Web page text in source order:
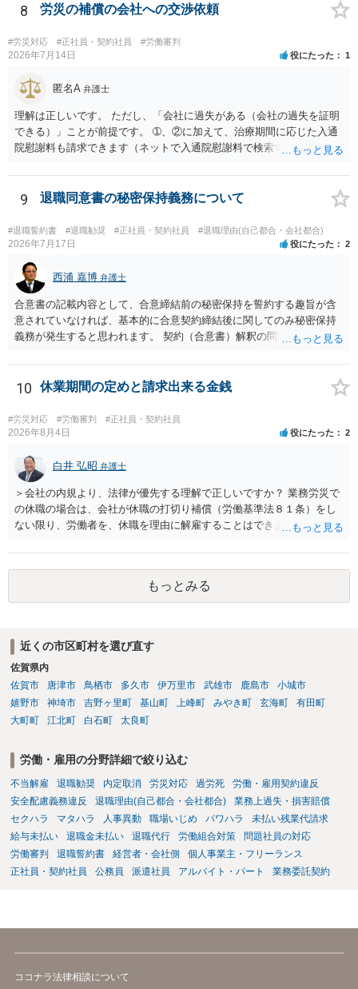
で、指示が無ければ免責されるわけではありません。責任追及の交渉
8 労災の補償の会社への交渉依頼
#労災対応 #正社員・契約社員 #労働審判
2026年7月14日 役にたった 1
匿名A 弁護士
理解は正しいです。 ただし、「会社に過失がある（会社の過失を証明
できる）」ことが前提です。 ➀、②に加えて、治療期間に応じた入通
院慰謝料も請求できます（ネットで入通院慰謝料で検索すると詳しい
後遺障害慰謝料も請求できます。これらは後遺障害の等級、あなたの
収入、年齢等で大きく変わりますので一般的にいくらとは言えませ
いてみるしかありませんが、旧日弁連規準を使った着手金・成功報酬
方式と着手金ゼロまたは少額で成功報酬大目の方式のどちらかが多い
と思います（個々の弁護士次第なので一般化はできません）。 早めに
弁護士に直接面談で相談されることをお勧めします。
9 退職同意書の秘密保持義務について
#退職誓約書 #退職勧奨 #正社員・契約社員 #退職理由(自己都合・会社都合)
2026年7月17日 役にたった 2
西浦 嘉博 弁護士
合意書の記載内容として、合意締結前の秘密保持を誓約する趣旨が含
意されていなければ、基本的に合意契約締結後に関してのみ秘密保持
義務が発生すると思われます。 契約（合意書）解釈の問題ですので、
場合、最寄りの法律事務所で相談されることを検討ください。
10 休業期間の定めと請求出来る金銭
#労災対応 #労働審判 #正社員・契約社員
2026年8月4日 役にたった 2
白井 弘昭 弁護士
＞会社の内規より、法律が優先する理解で正しいですか？ 業務労災で
の休職の場合は、会社が休職の打切り補償（労働基準法８１条）をし
ない限り、労働者を、休職を理由に解雇することはできません（労働
期間満了による退職は、業務労災への適用はありませんので、ご安心
ください。 仮に会社が打切り補償をせずに解雇した場合は、不当解雇
に当たります。 ＞労災の休業補償と、所得補償保険の保険金とは別
に、受け取れる金銭はありますでしょうか？ 業務労災の場合は、会社
責任（治療費、通院慰謝料、入院費、入院慰謝料、後遺障害慰謝料、
逸失利益等）が認められる可能性が高いと思われます。 また、業務労
災での第三者行為傷害（同僚の不注意等による事故）の場合は、当該
第三者の賠償責任も考えられます。 労災で支払われた分は、損害額か
ら控除（損益相殺）されますが、それを超えた部分は、会社もしく
は、第三者から支払ってもらうことになります。 会社等との交渉が必
の弁護士にご相談ください。 以上、ご参考まで。
もっとみる
近くの市区町村を選び直す
佐賀県内
佐賀市
唐津市 鳥栖市 多久市 伊万里市 武雄市 鹿島市
小城市
嬉野市
神埼市 吉野ヶ里町 基山町 上峰町 みやき町 玄海町
有田町
大町町
江北町 白石町 太良町
労働・雇用の分野詳細で絞り込む
不当解雇 退職勧奨 内定取消 労災対応 過労死
労働・雇用契約違反
安全配慮義務違反
退職理由(自己都合・会社都合)
業務上過失・損害賠償
セクハラ
マタハラ 人事異動 職場いじめ パワハラ
未払い残業代請求
給与未払い
退職金未払い 退職代行 労働組合対策
問題社員の対応
労働審判
退職誓約書 経営者・会社側
個人事業主・フリーランス
正社員・契約社員
公務員 派遣社員 アルバイト・パート 業務委託契約
ココナラ法律相談について